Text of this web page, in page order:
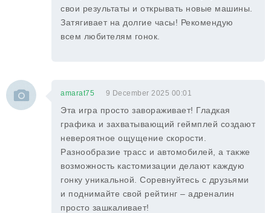
свои результаты и открывать новые машины.
Затягивает на долгие часы! Рекомендую
всем любителям гонок.
amarat75 9 December 2025 00:01
Эта игра просто завораживает! Гладкая
графика и захватывающий геймплей создают
невероятное ощущение скорости.
Разнообразие трасс и автомобилей, а также
возможность кастомизации делают каждую
гонку уникальной. Соревнуйтесь с друзьями
и поднимайте свой рейтинг – адреналин
просто зашкаливает!